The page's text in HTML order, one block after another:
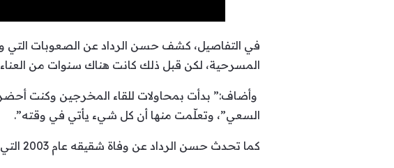
في التفاصيل، كشف حسن الرداد عن الصعوبات التي
المسرحية، لكن قبل ذلك كانت هناك سنوات من
وأضاف:” بدأت بمحاولات للقاء المخرجين وكنت
السعي”، وتعلّمت منها أن كل شيء يأتي في وقته”.
كما تحدث حسن الرداد عن وفاة شقيقه عام 2003 التي أثّرت فيه كثيراً حيث قال أنه كان يفكر بالابتعاد عن التمثيل وعن حلمه.